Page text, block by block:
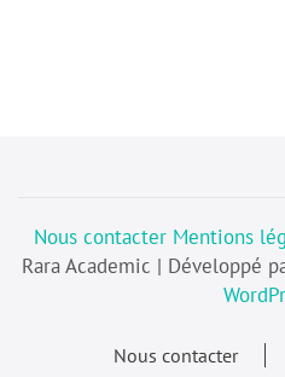
Nous contacter Mentions
Rara Academic | Développé
Nous contacter